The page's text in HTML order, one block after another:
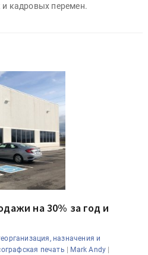
кадровых перемен.
на 30% за год и
назначения и
печать | Mark Andy |